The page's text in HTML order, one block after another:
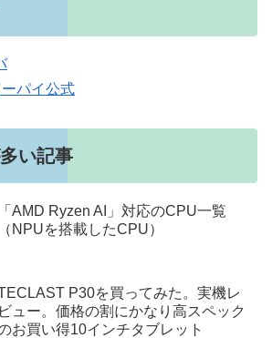
パイ公式
い記事
「AMD Ryzen AI」対応のCPU一覧
（NPUを搭載したCPU）
P30を買ってみた。実機レ
ビュー。価格の割にかなり高スペック
お買い得10インチタブレット